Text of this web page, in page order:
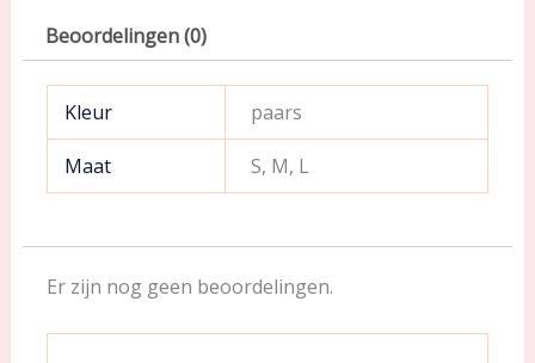
Beoordelingen (0)
Kleur paars
Maat S, M, L
Er zijn nog geen beoordelingen.